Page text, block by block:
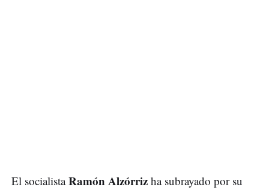
El socialistaRamón Alzórriz ha subrayado por su